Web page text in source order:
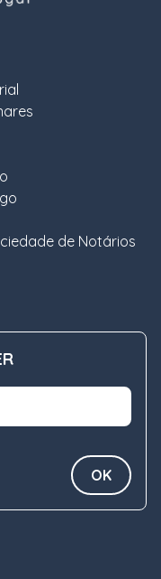
de Notários
OK